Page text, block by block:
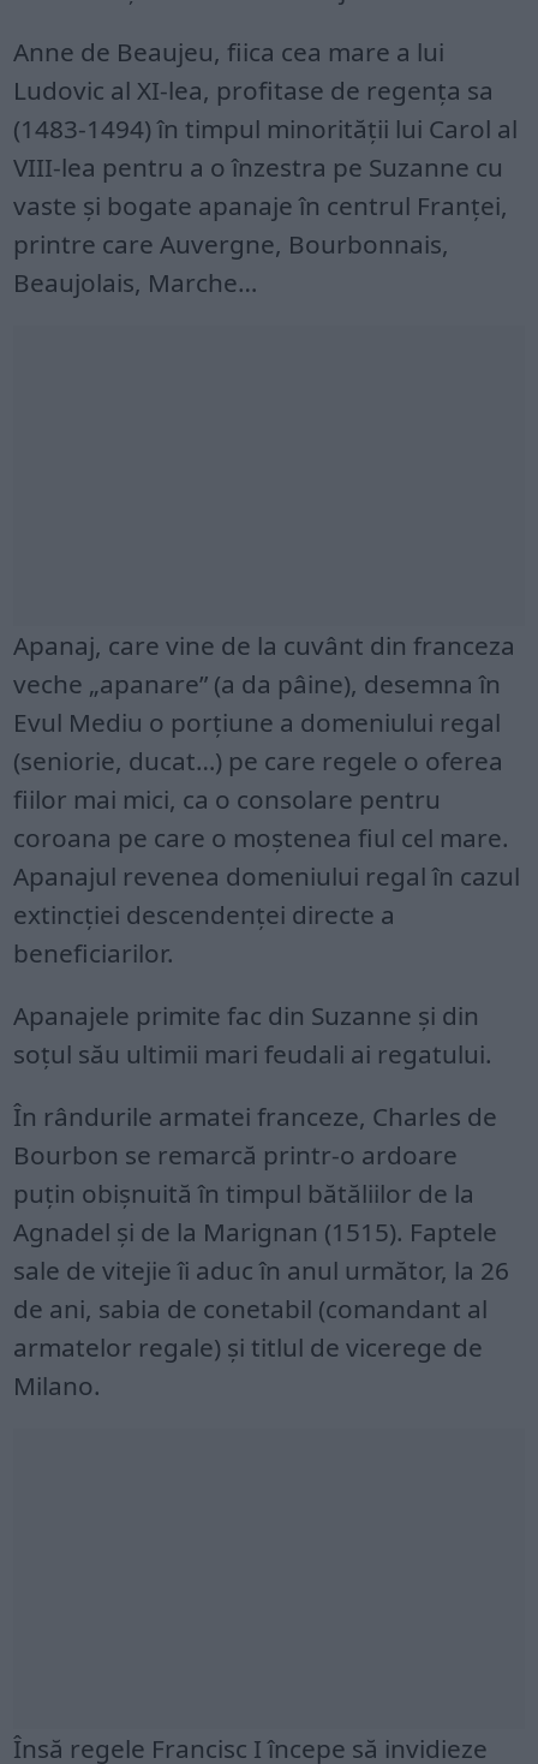
Anne de Beaujeu, fiica cea mare a lui
Ludovic al XI-lea, profitase de regența sa
(1483-1494) în timpul minorității lui Carol al
VIII-lea pentru a o înzestra pe Suzanne cu
vaste și bogate apanaje în centrul Franței,
printre care Auvergne, Bourbonnais,
Beaujolais, Marche…
Apanaj, care vine de la cuvânt din franceza
veche „apanare” (a da pâine), desemna în
Evul Mediu o porțiune a domeniului regal
(seniorie, ducat…) pe care regele o oferea
fiilor mai mici, ca o consolare pentru
coroana pe care o moștenea fiul cel mare.
Apanajul revenea domeniului regal în cazul
extincției descendenței directe a
beneficiarilor.
Apanajele primite fac din Suzanne și din
soțul său ultimii mari feudali ai regatului.
În rândurile armatei franceze, Charles de
Bourbon se remarcă printr-o ardoare
puțin obișnuită în timpul bătăliilor de la
Agnadel și de la Marignan (1515). Faptele
sale de vitejie îi aduc în anul următor, la 26
de ani, sabia de conetabil (comandant al
armatelor regale) și titlul de vicerege de
Milano.
Însă regele Francisc I începe să invidieze